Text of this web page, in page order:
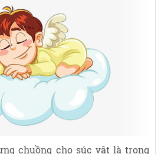
chuồng cho súc vật là trong